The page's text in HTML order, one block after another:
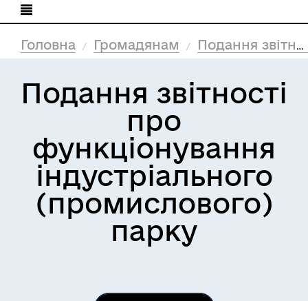
Головна Громадянам Подання звітності
Подання звітності
про
функціонування
індустріального
(промислового)
парку